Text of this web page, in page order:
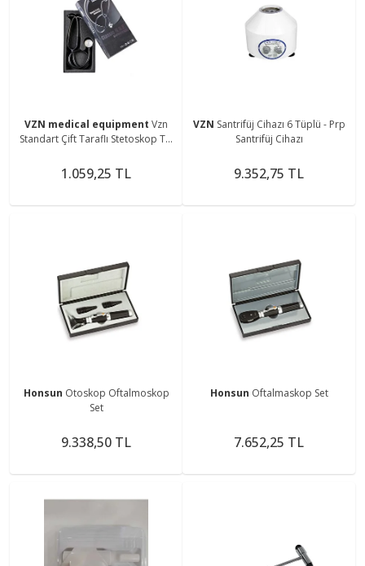
VZN medical equipment Vzn
Standart Çift Taraflı Stetoskop Ty-
1.059,25 TL
VZN Santrifüj Cihazı 6 Tüplü - Prp
Santrifüj Cihazı
9.352,75 TL
Honsun Otoskop Oftalmoskop
Set
9.338,50 TL
Honsun Oftalmaskop Set
7.652,25 TL